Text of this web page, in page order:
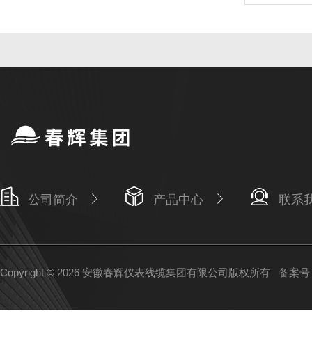
公司简介 产品中心 联系
Copyright © 2026 安徽春辉仪表线缆集团有限公司版权所有 备案号